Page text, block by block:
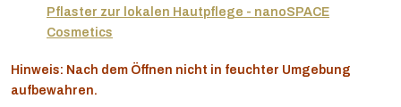
Pflaster zur lokalen Hautpflege - nanoSPACE
Cosmetics
Hinweis: Nach dem Öffnen nicht in feuchter Umgebung
aufbewahren.